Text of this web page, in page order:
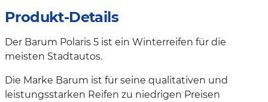
Produkt-Details
Der Barum Polaris 5 ist ein Winterreifen für die
meisten Stadtautos.
Die Marke Barum ist für seine qualitativen und
leistungsstarken Reifen zu niedrigen Preisen